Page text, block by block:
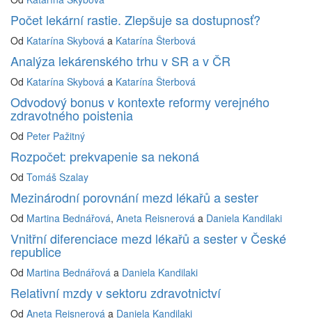
Počet lekární rastie. Zlepšuje sa dostupnosť?
Od Katarína Skybová a Katarína Šterbová
Analýza lekárenského trhu v SR a v ČR
Od Katarína Skybová a Katarína Šterbová
Odvodový bonus v kontexte reformy verejného
zdravotného poistenia
Od Peter Pažitný
Rozpočet: prekvapenie sa nekoná
Od Tomáš Szalay
Mezinárodní porovnání mezd lékařů a sester
Od Martina Bednářová, Aneta Reisnerová a Daniela Kandilaki
Vnitřní diferenciace mezd lékařů a sester v České
republice
Od Martina Bednářová a Daniela Kandilaki
Relativní mzdy v sektoru zdravotnictví
Od Aneta Reisnerová a Daniela Kandilaki